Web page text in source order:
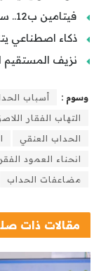
فيتامين ب12.. سر الطاقة وصحة الأعصاب
ذكاء اصطناعي
نزيف المستقيم
وسوم : أسباب
التهاب الفقار
الحداب العنقي
انحناء العمود
مضاعفات الحداب
مقالات ذات